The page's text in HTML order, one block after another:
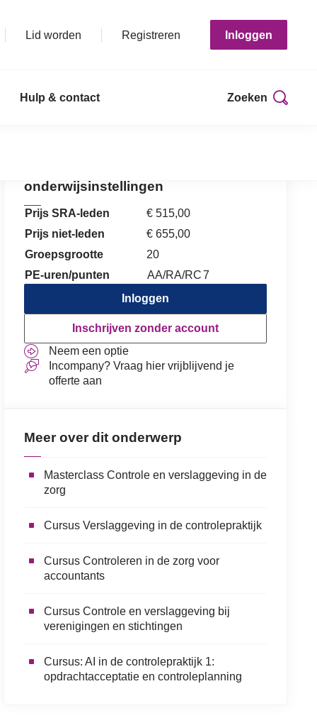
Lid worden Registreren Inloggen
Hulp & contact Zoeken
onderwijsinstellingen
Prijs SRA-leden
€ 515,00
Prijs niet-leden
€ 655,00
Groepsgrootte
20
PE-uren/punten
AA/RA/RC7
Inloggen
Inschrijven zonder account
Neem een optie
Incompany? Vraag hier vrijblijvend je
offerte aan
Meer over dit onderwerp
Masterclass Controle en verslaggeving in de
zorg
Cursus Verslaggeving in de controlepraktijk
Cursus Controleren in de zorg voor
accountants
Cursus Controle en verslaggeving bij
verenigingen en stichtingen
Cursus: AI in de controlepraktijk 1:
opdrachtacceptatie en controleplanning